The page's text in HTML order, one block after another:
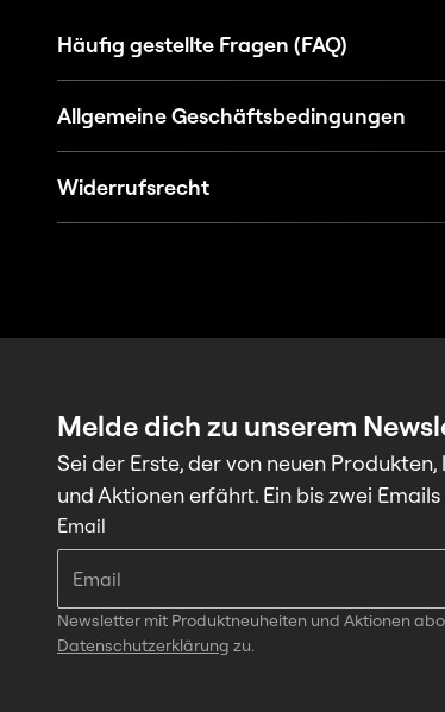
Häufig gestellte Fragen (FAQ)
Allgemeine Geschäftsbedingungen
Widerrufsrecht
Melde dich zu unserem
Sei der Erste, der von neuen
und Aktionen erfährt. Ein bis zwei
Email
Newsletter mit Produktneuheiten und Aktionen
Datenschutzerklärung zu.